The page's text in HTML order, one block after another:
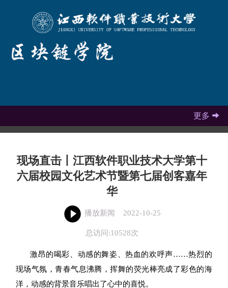
更多 
现场直击丨江西软件职业技术大学第十
六届校园文化艺术节暨第七届创客嘉年
华
播放新闻 2022-10-25
总访问:10528次
激昂的喝彩、动感的舞姿、热血的欢呼声……热烈的
现场气氛，青春气息沸腾，挥舞的荧光棒亮成了彩色的海
洋，动感的背景音乐唱出了心中的喜悦。